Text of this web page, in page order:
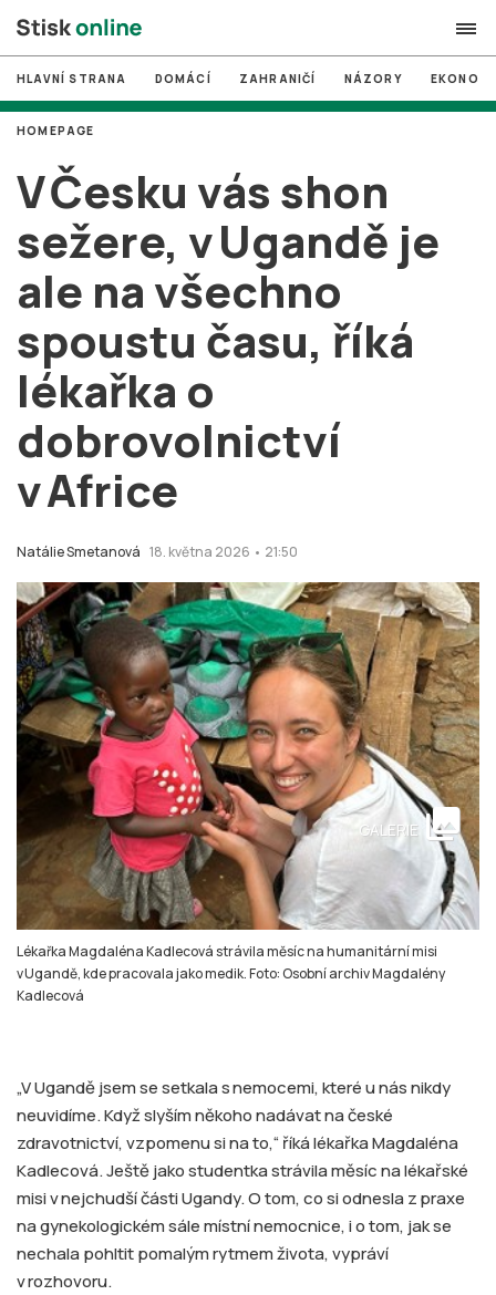
search
# MUNI
# Brno
# volby
login PŘIHLÁSIT SE
Zapomněli jste heslo?
Založit nový účet
HLAVNÍ STRANA DOMÁCÍ ZAHRANIČÍ NÁZORY
V Česku vás shon
sežere, v Ugandě je
ale na všechno
spoustu času, říká
lékařka o
dobrovolnictví
v Africe
Natálie Smetanová 18. května 2026 • 21:50
HOMEPAGE
Lékařka Magdaléna Kadlecová strávila měsíc na humanitární misi
v Ugandě, kde pracovala jako medik. Foto: Osobní archiv Magdalény
Kadlecová
GALERIE collections
„V Ugandě jsem se setkala s nemocemi, které u nás nikdy
neuvidíme. Když slyším někoho nadávat na české
zdravotnictví, vzpomenu si na to,“ říká lékařka Magdaléna
Kadlecová. Ještě jako studentka strávila měsíc na lékařské
misi v nejchudší části Ugandy. O tom, co si odnesla z praxe
na gynekologickém sále místní nemocnice, i o tom, jak se
nechala pohltit pomalým rytmem života, vypráví
v rozhovoru.